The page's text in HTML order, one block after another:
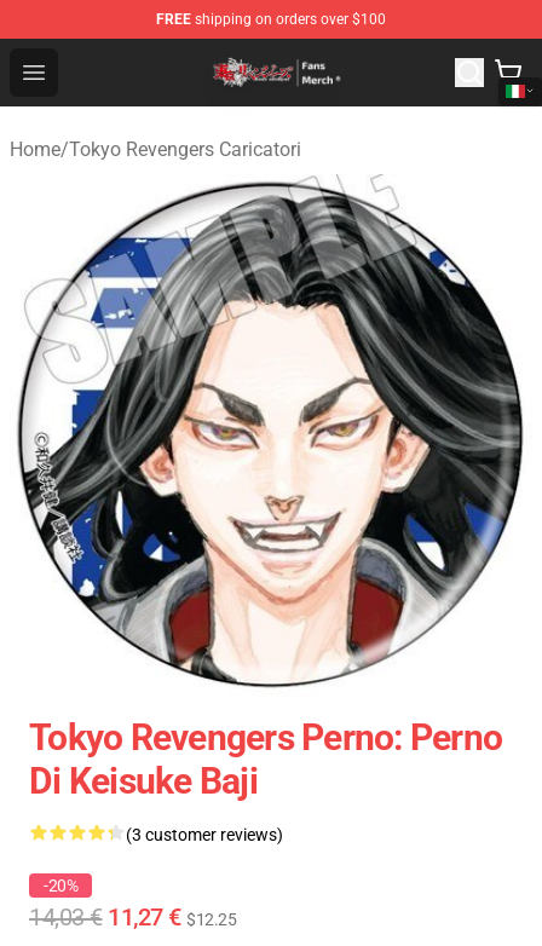
FREE shipping on orders over $100
Open menu
Tokyo Revengers Store - Official Tokyo Revengers
Home/Tokyo Revengers Caricatori
Tokyo Revengers Perno: Perno
Di Keisuke Baji
(3 customer reviews)
-20%
14,03 € 11,27 € $12.25